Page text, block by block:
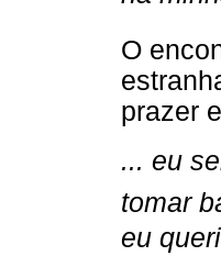
O
prazer
... eu
tomar
eu